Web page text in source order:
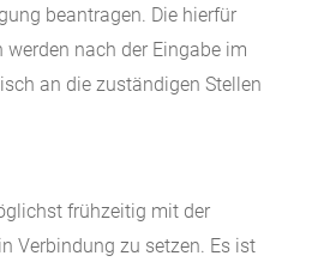
beantragen. Die hierfür
nach der Eingabe im
an die zuständigen Stellen
frühzeitig mit der
Verbindung zu setzen. Es ist